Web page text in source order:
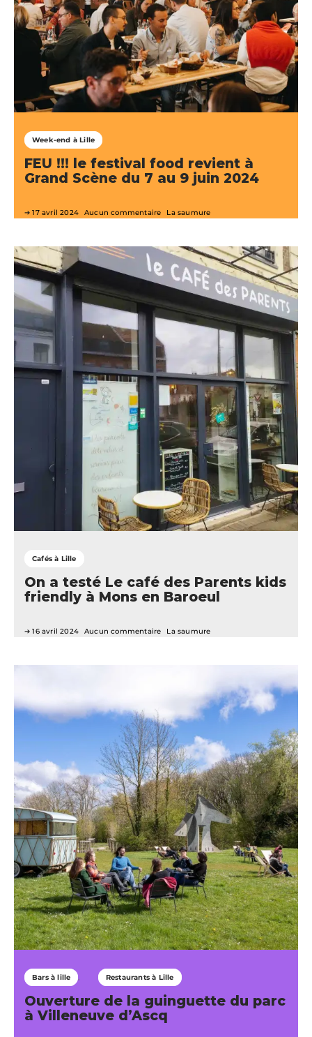
Week-end à Lille
FEU !!! le festival food revient à
Grand Scène du 7 au 9 juin 2024
17 avril 2024 Aucun commentaire La saumure
Cafés à Lille
On a testé Le café des Parents kids
friendly à Mons en Baroeul
16 avril 2024 Aucun commentaire La saumure
Bars à lille Restaurants à Lille
Ouverture de la guinguette du parc
à Villeneuve d’Ascq